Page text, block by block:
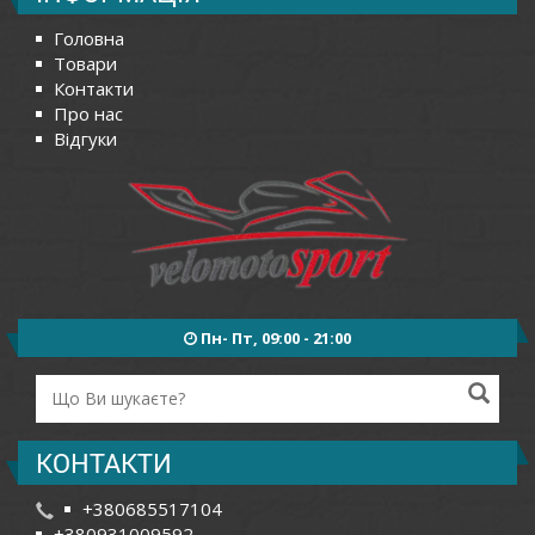
Головна
Товари
Контакти
Про нас
Відгуки
Пн- Пт, 09:00 - 21:00
КОНТАКТИ
+380685517104